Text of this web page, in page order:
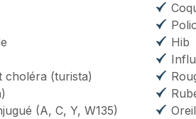
choléra (turista)
(A, C, Y, W135)
Hib